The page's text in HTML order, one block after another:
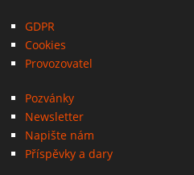
GDPR
Cookies
Provozovatel
Pozvánky
Newsletter
Napište nám
Příspěvky a dary